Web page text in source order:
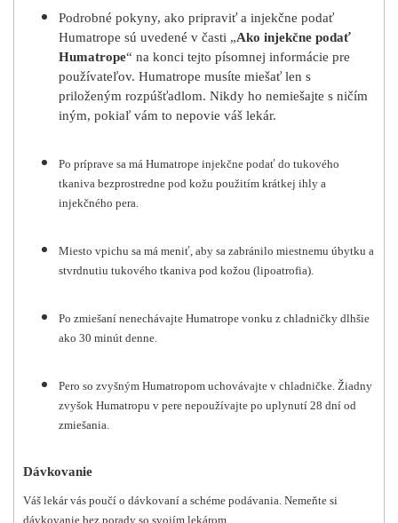
Podrobné pokyny, ako pripraviť a injekčne podať
Humatrope sú uvedené v časti „Ako injekčne podať
Humatrope“ na konci tejto písomnej informácie pre
používateľov. Humatrope musíte miešať len s
priloženým rozpúšťadlom. Nikdy ho nemiešajte s ničím
iným, pokiaľ vám to nepovie váš lekár.
Po príprave sa má Humatrope injekčne podať do tukového
tkaniva bezprostredne pod kožu použitím krátkej ihly a
injekčného pera.
Miesto vpichu sa má meniť, aby sa zabránilo miestnemu úbytku a
stvrdnutiu tukového tkaniva pod kožou (lipoatrofia).
Po zmiešaní nenechávajte Humatrope vonku z chladničky dlhšie
ako 30 minút denne.
Pero so zvyšným Humatropom uchovávajte v chladničke. Žiadny
zvyšok Humatropu v pere nepoužívajte po uplynutí 28 dní od
zmiešania.
Dávkovanie
Váš lekár vás poučí o dávkovaní a schéme podávania. Nemeňte si
dávkovanie bez porady so svojím lekárom.